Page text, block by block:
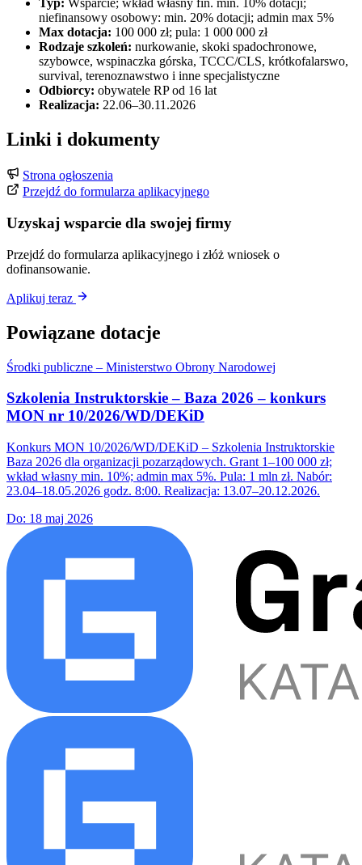
Typ: Wsparcie; wkład własny fin. min. 10% dotacji;
niefinansowy osobowy: min. 20% dotacji; admin max 5%
Max dotacja: 100 000 zł; pula: 1 000 000 zł
Rodzaje szkoleń: nurkowanie, skoki spadochronowe,
szybowce, wspinaczka górska, TCCC/CLS, krótkofalarswo,
survival, terenoznawstwo i inne specjalistyczne
Odbiorcy: obywatele RP od 16 lat
Realizacja: 22.06–30.11.2026
Linki i dokumenty
Strona ogłoszenia
Przejdź do formularza aplikacyjnego
Uzyskaj wsparcie dla swojej firmy
Przejdź do formularza aplikacyjnego i złóż wniosek o
dofinansowanie.
Aplikuj teraz
Powiązane dotacje
Środki publiczne – Ministerstwo Obrony Narodowej
Szkolenia Instruktorskie – Baza 2026 – konkurs
MON nr 10/2026/WD/DEKiD
Konkurs MON 10/2026/WD/DEKiD – Szkolenia Instruktorskie
Baza 2026 dla organizacji pozarządowych. Grant 1–100 000 zł;
wkład własny min. 10%; admin max 5%. Pula: 1 mln zł. Nabór:
23.04–18.05.2026 godz. 8:00. Realizacja: 13.07–20.12.2026.
Do: 18 maj 2026